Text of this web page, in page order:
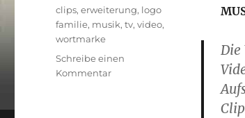
Schlagwörter
clips,erweiterung, logo
familie, musik,tv,video,
wortmarke
Schreibe einen
Kommentarzu